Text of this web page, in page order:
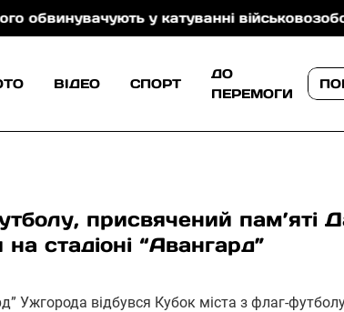
у катуванні
ВІДЕО СПОРТ
ДО
ПЕРЕМОГИ
присвячений пам’яті
стадіоні “Авангард”
Ужгорода відбувся Кубок міста з флаг-